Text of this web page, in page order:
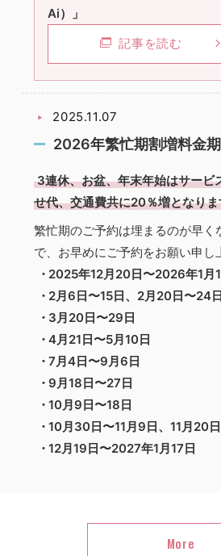
Ai）」
記事を読む
2025.11.07
2026年繁忙期割増料金
3連休、お盆、年末年始はサービ
せ代、交通費共に20％増となり
繁忙期のご予約は埋まるのが早く
で、お早めにご予約をお願い申し
2025年12月20日〜2026年1月
2月6日〜15日、2月20日〜24日
3月20日〜29日
4月21日〜5月10日
7月4日〜9月6日
9月18日〜27日
10月9日〜18日
10月30日〜11月9日、11月20
12月19日〜2027年1月17日
More